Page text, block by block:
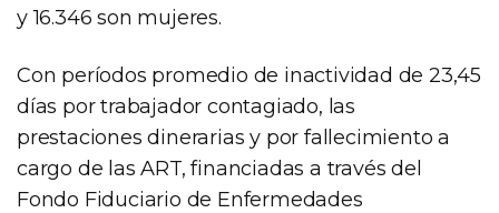
y 16.346 son mujeres.
Con períodos promedio de inactividad de 23,45
días por trabajador contagiado, las
prestaciones dinerarias y por fallecimiento a
cargo de las ART, financiadas a través del
Fondo Fiduciario de Enfermedades